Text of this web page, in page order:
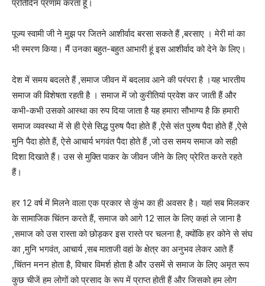
प्रतिदिन प्रणाम करता हूँ।
पूज्य स्वामी जी ने मुझ पर जितने आशीर्वाद बरसा सकते हैं ,बरसाए । मेरी मां का
भी स्मरण किया। मैं उनका बहुत-बहुत आभारी हूं इस आशीर्वाद को देने के लिए।
देश में समय बदलते हैं ,समाज जीवन में बदलाव आने की परंपरा है ।यह भारतीय
समाज की विशेषता रहती है । समाज में जो कुरीतियां प्रवेश कर जाती हैं और
कभी-कभी उसको आस्था का रुप दिया जाता है यह हमारा सौभाग्य है कि हमारी
समाज व्यवस्था में से ही ऐसे सिद्ध पुरुष पैदा होते हैं ,ऐसे संत पुरुष पैदा होते हैं ,ऐसे
मुनि पैदा होते हैं, ऐसे आचार्य भगवंत पैदा होते हैं ,जो उस समय समाज को सही
दिशा दिखाते हैं। उस से मुक्ति पाकर के जीवन जीने के लिए प्रेरित करते रहते
हैं।
हर 12 वर्ष में मिलने वाला एक प्रकार से कुंभ का ही अवसर है। यहां सब मिलकर
के सामाजिक चिंतन करते हैं, समाज को आगे 12 साल के लिए कहां ले जाना है
,समाज को उस रास्ता को छोड़कर इस रास्ते पर चलना है, क्योंकि हर कोने से संघ
का ,मुनि भगवंत, आचार्य ,सब माताजी वहां के क्षेत्र का अनुभव लेकर आते हैं
,चिंतन मनन होता है, विचार विमर्श होता है और उसमें से समाज के लिए अमृत रूप
कुछ चीजें हम लोगों को प्रसाद के रूप में प्राप्त होती हैं और जिसको हम लोग